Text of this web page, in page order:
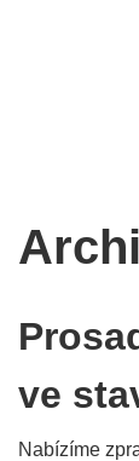
ve
Nabízíme